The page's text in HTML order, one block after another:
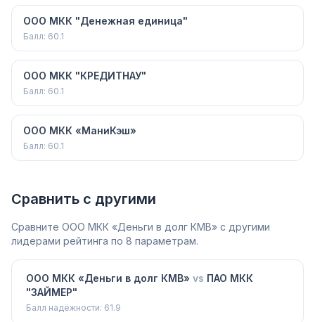
ООО МКК "Денежная единица"
Балл: 60.1
ООО МКК "КРЕДИТНАУ"
Балл: 60.1
ООО МКК «МаниКэш»
Балл: 60.1
Сравнить с другими
Сравните ООО МКК «Деньги в долг КМВ» с другими
лидерами рейтинга по 8 параметрам.
ООО МКК «Деньги в долг КМВ» vs ПАО МКК
"ЗАЙМЕР"
Балл надёжности: 61.9